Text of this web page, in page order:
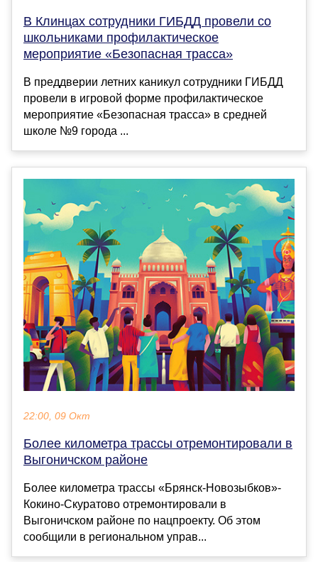
В Клинцах сотрудники ГИБДД провели со
школьниками профилактическое
мероприятие «Безопасная трасса»
В преддверии летних каникул сотрудники ГИБДД
провели в игровой форме профилактическое
мероприятие «Безопасная трасса» в средней
школе №9 города ...
22:00, 09 Окт
Более километра трассы отремонтировали в
Выгоничском районе
Более километра трассы «Брянск-Новозыбков»-
Кокино-Скуратово отремонтировали в
Выгоничском районе по нацпроекту. Об этом
сообщили в региональном управ...